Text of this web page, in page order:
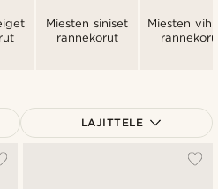
Miesten siniset
rannekorut
Miesten
LAJITTELE